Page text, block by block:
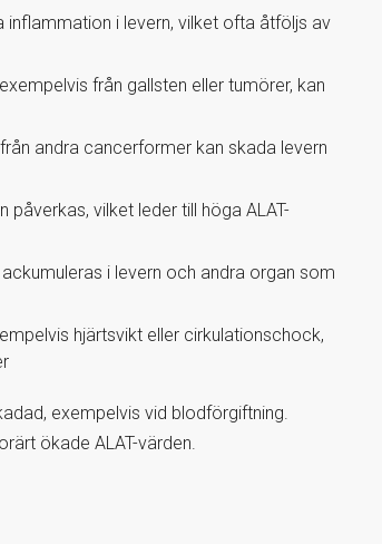
i levern, vilket ofta åtföljs av
från gallsten eller tumörer, kan
andra cancerformer kan skada levern
vilket leder till höga ALAT-
i levern och andra organ som
hjärtsvikt eller cirkulationschock,
exempelvis vid blodförgiftning.
ökade ALAT-värden.